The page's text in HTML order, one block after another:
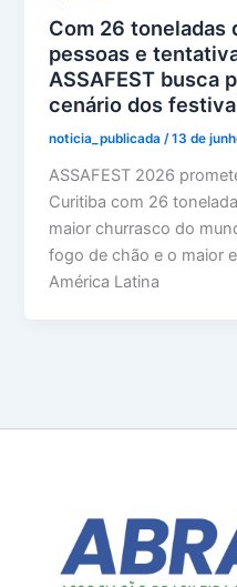
Com 26 toneladas
pessoas e
ASSAFEST busca
cenário dos
noticia_publicada/13 de
ASSAFEST 2026
Curitiba com 26
maior churrasco do
fogo de chão e o maior
América Latina